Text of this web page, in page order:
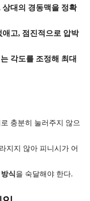
대의 경동맥을 정확
고, 점진적으로 압박
각도를 조정해 최대
충분히 눌러주지 않으
지지 않아 피니시가 어
식을 숙달해야 한다.